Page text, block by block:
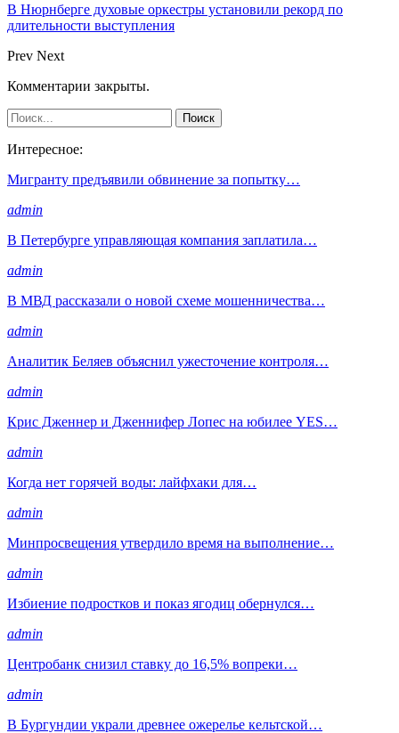
В Нюрнберге духовые оркестры установили рекорд по
длительности выступления
Prev Next
Комментарии закрыты.
Интересное:
Мигранту предъявили обвинение за попытку…
admin
В Петербурге управляющая компания заплатила…
admin
В МВД рассказали о новой схеме мошенничества…
admin
Аналитик Беляев объяснил ужесточение контроля…
admin
Крис Дженнер и Дженнифер Лопес на юбилее YES…
admin
Когда нет горячей воды: лайфхаки для…
admin
Минпросвещения утвердило время на выполнение…
admin
Избиение подростков и показ ягодиц обернулся…
admin
Центробанк снизил ставку до 16,5% вопреки…
admin
В Бургундии украли древнее ожерелье кельтской…